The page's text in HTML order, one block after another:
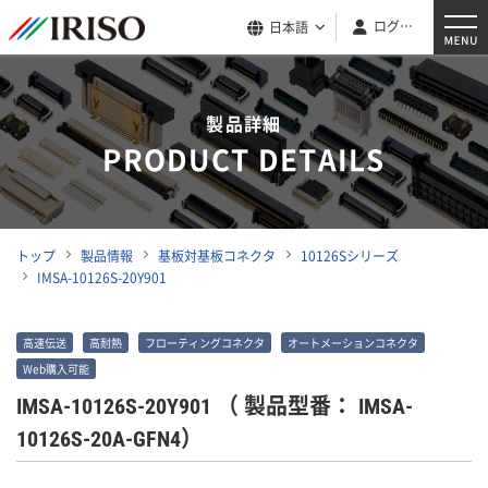
日本語 ログイン
製品詳細
PRODUCT DETAILS
トップ 製品情報 基板対基板コネクタ
10126Sシリーズ
IMSA-10126S-20Y901
高速伝送 高耐熱 フローティングコネクタ
オートメーションコネクタ
Web購入可能
IMSA-10126S-20Y901
（ 製品型番： IMSA-
10126S-20A-GFN4）